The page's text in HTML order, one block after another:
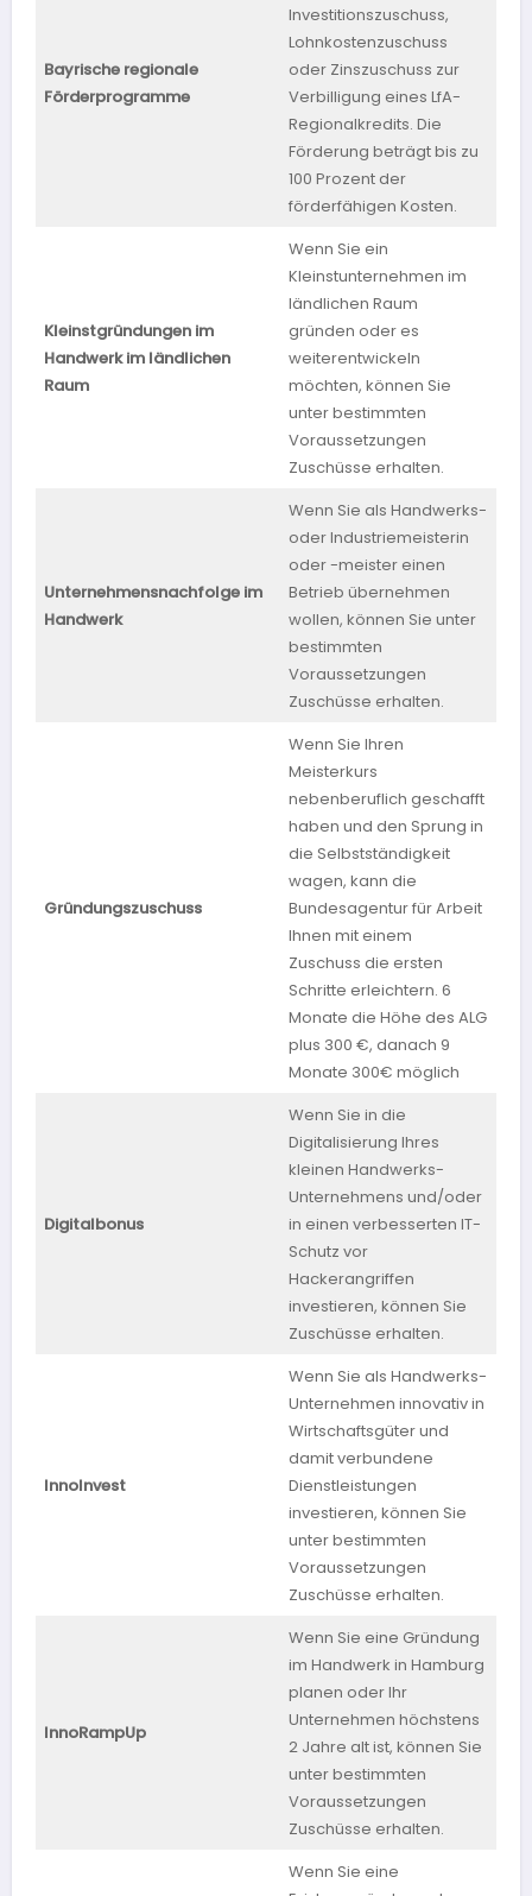
Bayrische regionale
Förderprogramme
Investitionszuschuss,
Lohnkostenzuschuss
oder Zinszuschuss zur
Verbilligung eines LfA-
Regionalkredits. Die
Förderung beträgt bis zu
100 Prozent der
förderfähigen Kosten.
Kleinstgründungen im
Handwerk im ländlichen
Raum
Wenn Sie ein
Kleinstunternehmen im
ländlichen Raum
gründen oder es
weiterentwickeln
möchten, können Sie
unter bestimmten
Voraussetzungen
Zuschüsse erhalten.
Unternehmensnachfolge im
Handwerk
Wenn Sie als Handwerks-
oder Industriemeisterin
oder -meister einen
Betrieb übernehmen
wollen, können Sie unter
bestimmten
Voraussetzungen
Zuschüsse erhalten.
Gründungszuschuss
Wenn Sie Ihren
Meisterkurs
nebenberuflich geschafft
haben und den Sprung in
die Selbstständigkeit
wagen, kann die
Bundesagentur für Arbeit
Ihnen mit einem
Zuschuss die ersten
Schritte erleichtern. 6
Monate die Höhe des ALG
plus 300 €, danach 9
Monate 300€ möglich
Digitalbonus
Wenn Sie in die
Digitalisierung Ihres
kleinen Handwerks-
Unternehmens und/oder
in einen verbesserten IT-
Schutz vor
Hackerangriffen
investieren, können Sie
Zuschüsse erhalten.
InnoInvest
Wenn Sie als Handwerks-
Unternehmen innovativ in
Wirtschaftsgüter und
damit verbundene
Dienstleistungen
investieren, können Sie
unter bestimmten
Voraussetzungen
Zuschüsse erhalten.
InnoRampUp
Wenn Sie eine Gründung
im Handwerk in Hamburg
planen oder Ihr
Unternehmen höchstens
2 Jahre alt ist, können Sie
unter bestimmten
Voraussetzungen
Zuschüsse erhalten.
Wenn Sie eine